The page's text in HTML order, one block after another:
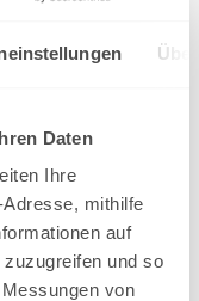
Daten
Ihre
mithilfe
auf
und so
von